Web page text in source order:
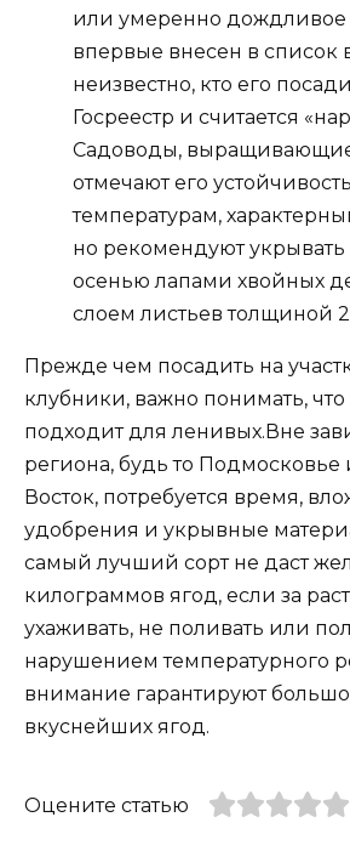
или умеренно дождливое
впервые внесен в список
неизвестно, кто его
Госреестр и считается
Садоводы, выращивающие
отмечают его
температурам,
но рекомендуют укрывать
осенью лапами хвойных
слоем листьев толщиной
Прежде чем посадить на
клубники, важно понимать, что
подходит для ленивых.Вне
региона, будь то
Восток, потребуется время,
удобрения и укрывные
самый лучший сорт не даст
килограммов ягод, если за
ухаживать, не поливать или
нарушением температурного
внимание гарантируют
вкуснейших ягод.
Оцените статью